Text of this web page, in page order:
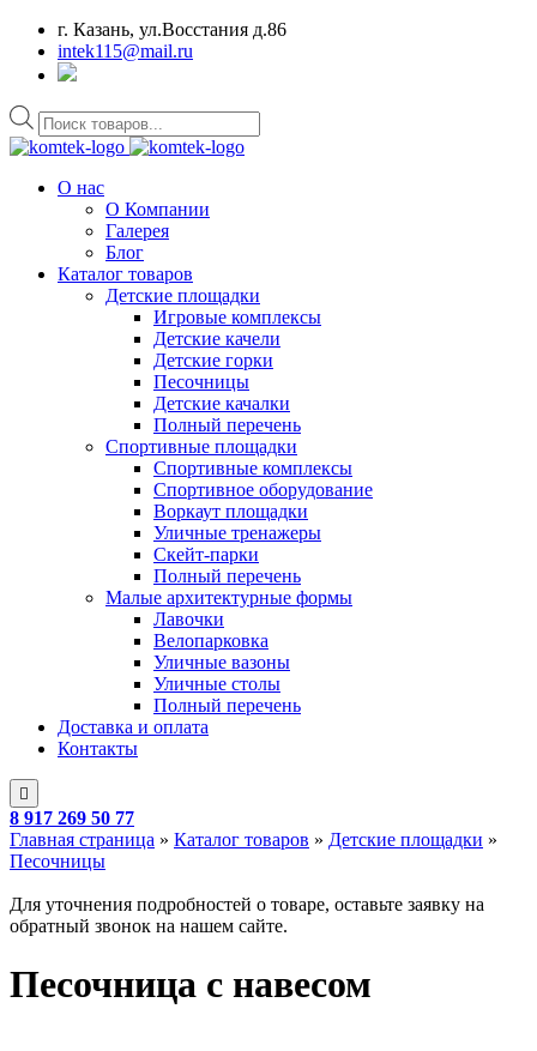
г. Казань, ул.Восстания д.86
intek115@mail.ru
Поиск
товаров
О нас
О Компании
Галерея
Блог
Каталог товаров
Детские площадки
Игровые комплексы
Детские качели
Детские горки
Песочницы
Детские качалки
Полный перечень
Спортивные площадки
Спортивные комплексы
Спортивное оборудование
Воркаут площадки
Уличные тренажеры
Скейт-парки
Полный перечень
Малые архитектурные формы
Лавочки
Велопарковка
Уличные вазоны
Уличные столы
Полный перечень
Доставка и оплата
Контакты
8 917 269 50 77
Главная страница » Каталог товаров » Детские площадки »
Песочницы
Для уточнения подробностей о товаре, оставьте заявку на
обратный звонок на нашем сайте.
Песочница с навесом